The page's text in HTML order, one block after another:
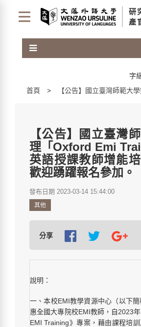
首頁
字
【公告】國立臺灣
理「Oxford Emi
英語授課教師增能
歡迎踴躍報名參加。
發布日期 2023-03-14 15:44:00
其他
分享
說明：
一、本校EMI教學資源中心（以下
惠全國大專院校EMI教師，自2023
EMI Training》專案，藉由課程培
研
產